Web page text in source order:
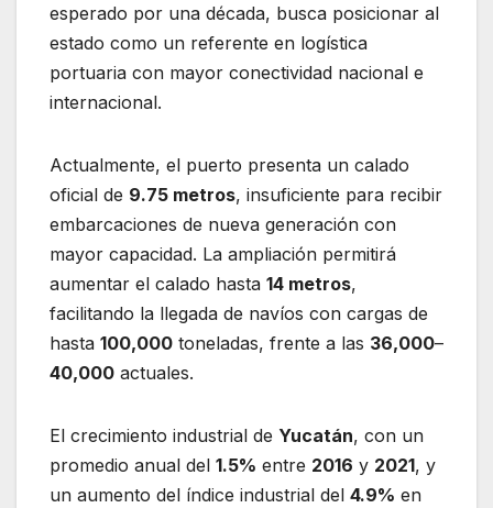
esperado por una década, busca posicionar al
estado como un referente en logística
portuaria con mayor conectividad nacional e
internacional.
Actualmente, el puerto presenta un calado
oficial de 9.75 metros, insuficiente para recibir
embarcaciones de nueva generación con
mayor capacidad. La ampliación permitirá
aumentar el calado hasta 14 metros,
facilitando la llegada de navíos con cargas de
hasta 100,000 toneladas, frente a las 36,000–
40,000 actuales.
El crecimiento industrial de Yucatán, con un
promedio anual del 1.5% entre 2016 y 2021, y
un aumento del índice industrial del 4.9% en